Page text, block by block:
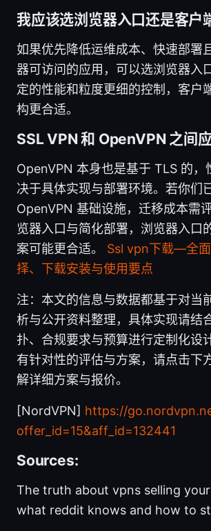
我应该选浏览器入口还是客户
如果优先降低运维成本、快速部署
器可访问的应用，可以选浏览器入
定的性能和粒度更细的控制，客户
构更合适。
SSL VPN 和 OpenVPN 之间
OpenVPN 本身也是基于 TLS 的，
决于具体实现与部署环境。若你们
OpenVPN 基础设施，迁移成本需
览器入口与简化部署，浏览器入口
案可能更合适。 Ssl vpn下载—全
择、下载安装与使用要点
注：本文的信息与数据都基于对当
析与公开资料整理，具体实现请结
扑、合规要求与预算进行定制化设
有针对性的评估与方案，请点击下
解详细方案与报价。
[NordVPN] https://
offer_id=15&aff_id=132441
Sources:
The truth about vpns selling
what reddit knows and how to